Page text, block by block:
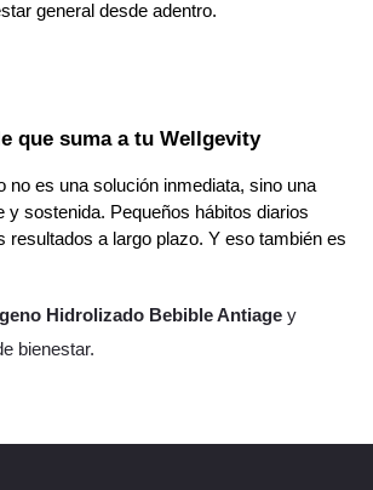
general desde adentro.
que suma a tu Wellgevity
no es una solución inmediata, sino una
y sostenida. Pequeños hábitos diarios
resultados a largo plazo. Y eso también es
Hidrolizado Bebible Antiage y
bienestar.